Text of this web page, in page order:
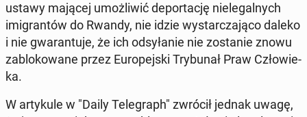
ustawy mającej umoż­li­wić de­por­ta­cję nie­le­gal­nych
imi­gran­tów do Rwandy, nie idzie wy­star­cza­ją­co daleko
i nie gwa­ran­tu­je, że ich od­sy­ła­nie nie zo­sta­nie znowu
za­blo­ko­wa­ne przez Eu­ro­pej­ski Try­bu­nał Praw Czło­wie­
ka.
W ar­ty­ku­le w "Daily Te­le­graph" zwrócił jednak uwagę,